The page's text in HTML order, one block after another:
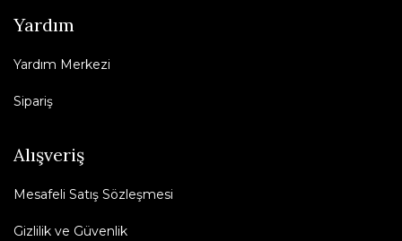
Yardım
Yardım Merkezi
Sipariş
Alışveriş
Mesafeli Satış Sözleşmesi
Gizlilik ve Güvenlik